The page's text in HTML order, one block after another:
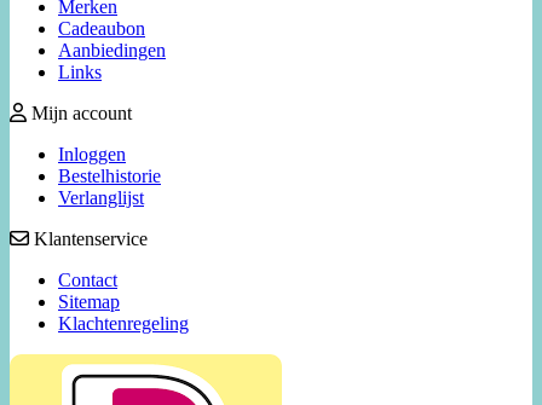
Merken
Cadeaubon
Aanbiedingen
Links
Mijn account
Inloggen
Bestelhistorie
Verlanglijst
Klantenservice
Contact
Sitemap
Klachtenregeling